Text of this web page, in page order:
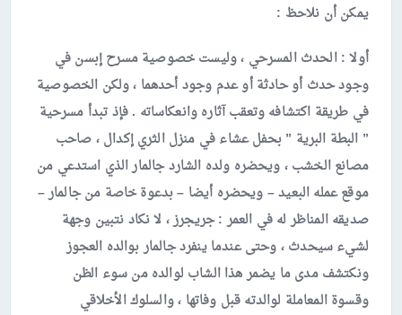
يمكن أن نلاحظ :
أولا:الحدث المسرحي ، وليست خصوصية مسرح إبسن في
وجود حدث أو حادثة أو عدم وجود أحدهما ، ولكن الخصوصية
في طريقة اكتشافه وتعقب آثاره وانعكاساته . فإذ تبدأ مسرحية
” البطة البرية ” بحفل عشاء في منزل الثري إكدال ، صاحب
مصانع الخشب ، ويحضره ولده الشارد جالمار الذي استدعي من
موقع عمله البعيد – ويحضره أيضا – بدعوة خاصة من جالمار –
صديقه المناظر له في العمر : جريجرز ، لا نكاد نتبين وجهة
لشيء سيحدث ، وحتى عندما ينفرد جالمار بوالده العجوز
ونكتشف مدى ما يضمر هذا الشاب لوالده من سوء الظن
وقسوة المعاملة لوالدته قبل وفاتها ، والسلوك الأخلاقي